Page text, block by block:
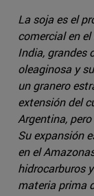
La soja es el
comercial en
India, grandes
oleaginosa y
un granero
extensión del
Argentina,
Su expansión
en el
hidrocarburos
materia prima